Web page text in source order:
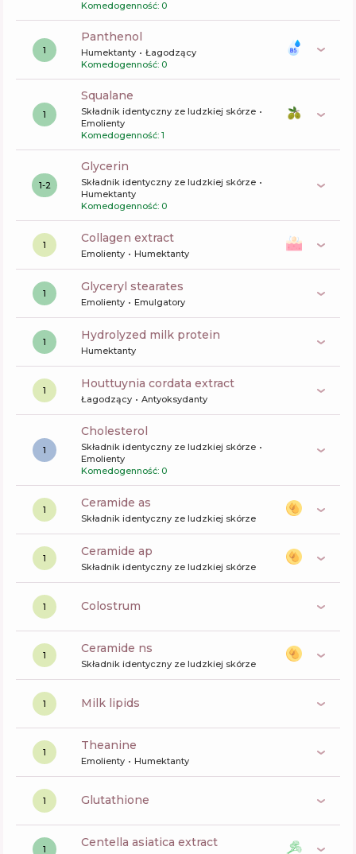
Komedogenność: 0
1
panthenol
Humektanty
Łagodzący
Komedogenność: 0
1
squalane
Składnik identyczny ze ludzkiej skórze
Emolienty
Komedogenność: 1
1-2
glycerin
Składnik identyczny ze ludzkiej skórze
Humektanty
Komedogenność: 0
1 collagen extract
Emolienty Humektanty
1 glyceryl stearates
Emolienty Emulgatory
1 hydrolyzed milk protein
Humektanty
1 houttuynia cordata extract
Łagodzący Antyoksydanty
1
cholesterol
Składnik identyczny ze ludzkiej skórze
Emolienty
Komedogenność: 0
1 ceramide as
Składnik identyczny ze ludzkiej skórze
1 ceramide ap
Składnik identyczny ze ludzkiej skórze
1 colostrum
1 ceramide ns
Składnik identyczny ze ludzkiej skórze
1 milk lipids
1 theanine
Emolienty Humektanty
1 glutathione
1 centella asiatica extract